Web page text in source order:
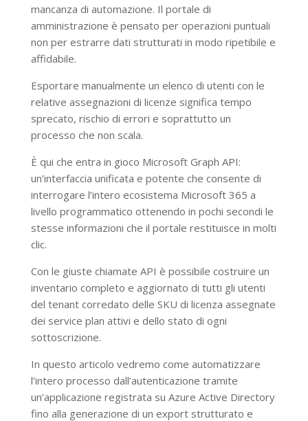
mancanza di automazione. Il portale di
amministrazione è pensato per operazioni puntuali
non per estrarre dati strutturati in modo ripetibile e
affidabile.
Esportare manualmente un elenco di utenti con le
relative assegnazioni di licenze significa tempo
sprecato, rischio di errori e soprattutto un
processo che non scala.
È qui che entra in gioco Microsoft Graph API:
un’interfaccia unificata e potente che consente di
interrogare l’intero ecosistema Microsoft 365 a
livello programmatico ottenendo in pochi secondi le
stesse informazioni che il portale restituisce in molti
clic.
Con le giuste chiamate API è possibile costruire un
inventario completo e aggiornato di tutti gli utenti
del tenant corredato delle SKU di licenza assegnate
dei service plan attivi e dello stato di ogni
sottoscrizione.
In questo articolo vedremo come automatizzare
l’intero processo dall’autenticazione tramite
un’applicazione registrata su Azure Active Directory
fino alla generazione di un export strutturato e